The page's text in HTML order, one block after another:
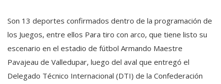
Son 13 deportes confirmados dentro de la programación de
los Juegos, entre ellos Para tiro con arco, que tiene listo su
escenario en el estadio de fútbol Armando Maestre
Pavajeau de Valledupar, luego del aval que entregó el
Delegado Técnico Internacional (DTI) de la Confederación